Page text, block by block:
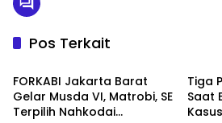
Pos Terkait
Berita
FORKABI Jakarta Barat
Gelar Musda VI, Matrobi, SE
Terpilih Nahkodai
Tiga
Saat
TNI - POLRI TNI -